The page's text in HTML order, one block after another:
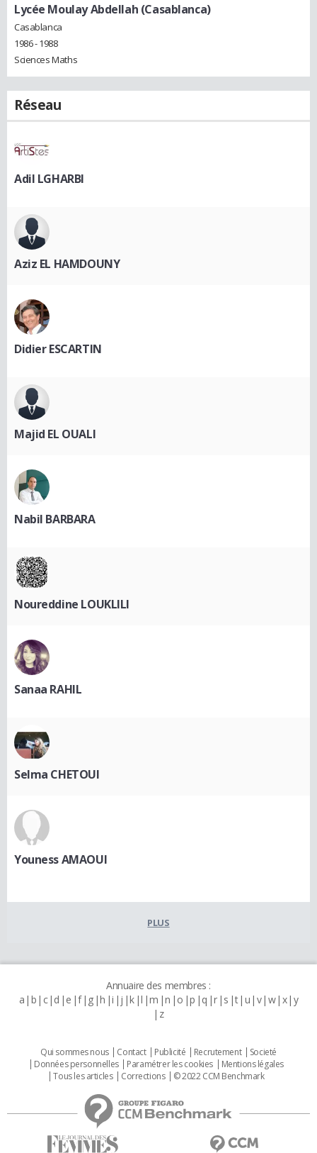
Lycée Moulay Abdellah (Casablanca)
Casablanca
1986 - 1988
Sciences Maths
Réseau
Adil LGHARBI
Aziz EL HAMDOUNY
Didier ESCARTIN
Majid EL OUALI
Nabil BARBARA
Noureddine LOUKLILI
Sanaa RAHIL
Selma CHETOUI
Youness AMAOUI
PLUS
Annuaire des membres :
a b c d e f g h i j k l m n o p q r s t u v w x y
z
Qui sommes nous Contact Publicité Recrutement
Societé
Données personnelles
Paramétrer les cookies
Mentions légales
Tous les articles
Corrections © 2022 CCM Benchmark